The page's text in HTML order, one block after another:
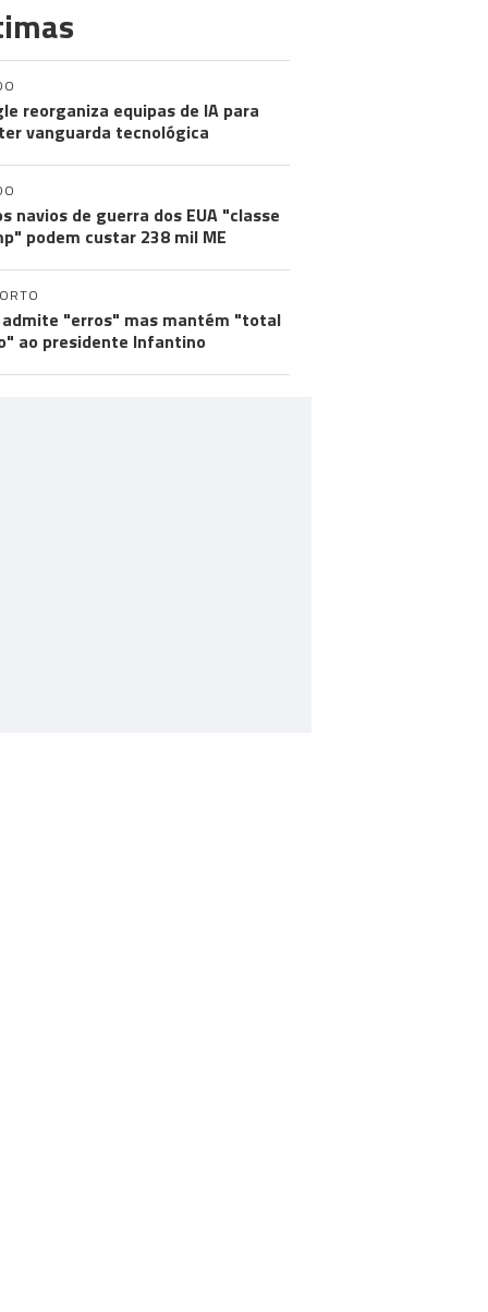
reorganiza equipas de IA para
vanguarda tecnológica
navios de guerra dos EUA "classe
podem custar 238 mil ME
admite "erros" mas mantém "total
ao presidente Infantino